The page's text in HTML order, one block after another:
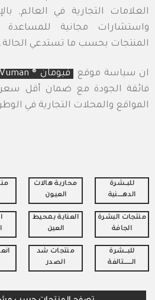
العلامات التجارية في العالم,
واستشارات مجانية
المنتجات بحسب ما تستدعي الحالة.
ان سياسة موقع فيومان ® Vuman
فائقة الجودة مع ضمان أقل سعر
المواقع والمحلات التجارية في
للبـــشرة
الدهــــــنية
منتجات البشرة
الجافة
للبــــشرة
الــــــــــتالفة
محاربة هالات
العيـون
العناية بمحيط
العين
منتجات شد
الصدر